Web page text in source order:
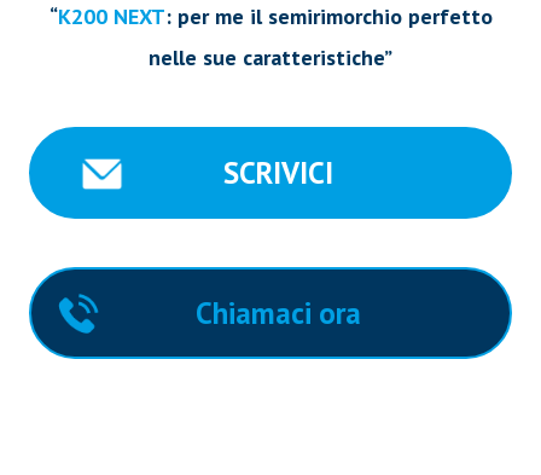
“K200 NEXT: per me il semirimorchio perfetto
nelle sue caratteristiche”
SCRIVICI
Chiamaci ora